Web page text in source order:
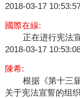
2018-03-17
國際在線:
正在进行宪法
2018-03-17
陳希:
根据《第十三
关于宪法宣誓的组